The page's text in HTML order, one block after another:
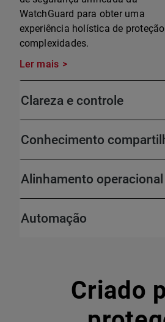
WatchGuard para obter uma
experiência holística de
complexidades.
Ler mais
Clareza e controle
Conhecimento
Alinhamento operacional
Automação
Criado